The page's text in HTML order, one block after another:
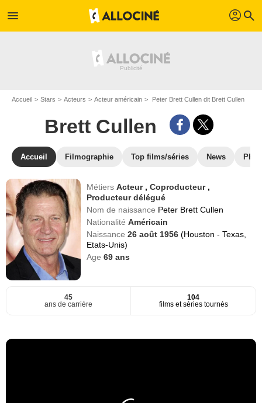
menu profil search
Accueil Stars Acteurs Acteur américain Peter Brett Cullen dit Brett Cullen
Brett Cullen
Accueil Filmographie Top films/séries News
MétiersActeur ,Coproducteur ,
Producteur délégué
Nom de naissance Peter Brett Cullen
NationalitéAméricain
Naissance26 août 1956(Houston - Texas,
Etats-Unis)
Age69 ans
45
ans de carrière
104
films et séries tournés